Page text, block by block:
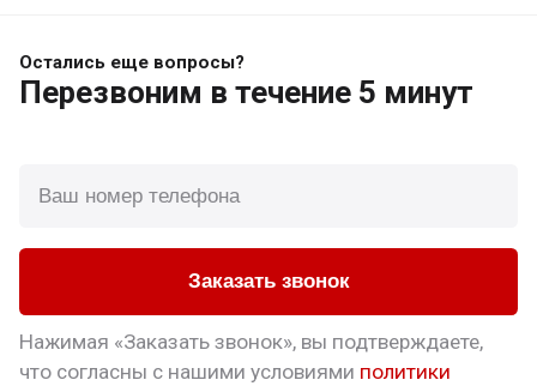
Остались еще вопросы?
Перезвоним в течение 5 минут
Заказать звонок
Нажимая «Заказать звонок», вы подтверждаете,
что согласны с нашими условиями политики